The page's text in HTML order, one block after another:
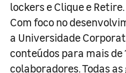
lockers e Clique e Retire.
Com foco no
a Universidade
conteúdos para mais de
colaboradores. Todas